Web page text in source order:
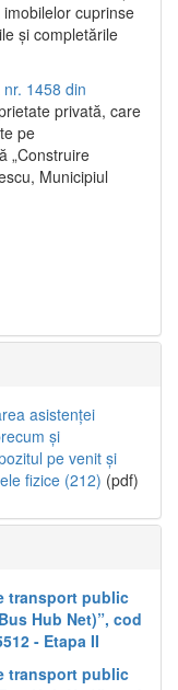
cuprinse
şi completările
1458 din
privată, care
pe
„Construire
Municipiul
asistenței
și
pe venit și
fizice (212) (pdf)
transport public
Hub Net)”, cod
- Etapa II
transport public